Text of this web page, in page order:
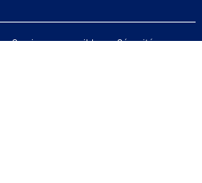
Services accessibles
Sécurité